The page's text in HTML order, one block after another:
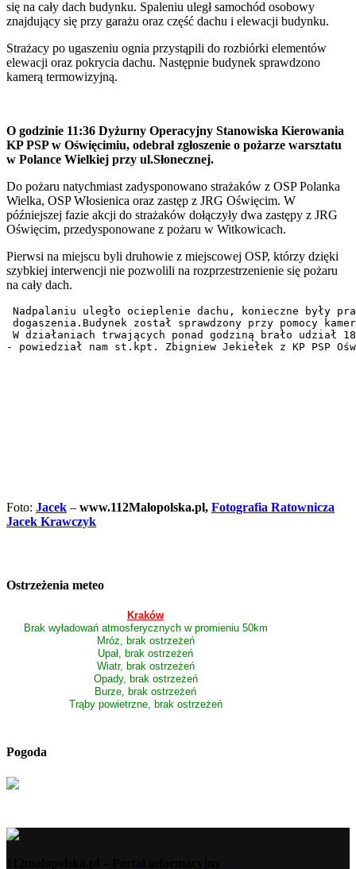
się na cały dach budynku. Spaleniu uległ samochód osobowy
znajdujący się przy garażu oraz część dachu i elewacji budynku.
Strażacy po ugaszeniu ognia przystąpili do rozbiórki elementów
elewacji oraz pokrycia dachu. Następnie budynek sprawdzono
kamerą termowizyjną.
O godzinie 11:36 Dyżurny Operacyjny Stanowiska Kierowania
KP PSP w Oświęcimiu, odebrał zgłoszenie o pożarze warsztatu
w Polance Wielkiej przy ul.Słonecznej.
Do pożaru natychmiast zadysponowano strażaków z OSP Polanka
Wielka, OSP Włosienica oraz zastęp z JRG Oświęcim. W
późniejszej fazie akcji do strażaków dołączyły dwa zastępy z JRG
Oświęcim, przedysponowane z pożaru w Witkowicach.
Pierwsi na miejscu byli druhowie z miejscowej OSP, którzy dzięki
szybkiej interwencji nie pozwolili na rozprzestrzenienie się pożaru
na cały dach.
Nadpalaniu uległo ocieplenie dachu, konieczne były
dogaszenia.Budynek został sprawdzony przy pomocy
W działaniach trwających ponad godziną brało udział
- powiedział nam st.kpt. Zbigniew Jekiełek z KP PSP
Foto: Jacek – www.112Malopolska.pl, Fotografia Ratownicza
Jacek Krawczyk
Ostrzeżenia meteo
Kraków
Brak wyładowań atmosferycznych w promieniu 50km
Mróz, brak ostrzeżeń
Upał, brak ostrzeżeń
Wiatr, brak ostrzeżeń
Opady, brak ostrzeżeń
Burze, brak ostrzeżeń
Trąby powietrzne, brak ostrzeżeń
Pogoda